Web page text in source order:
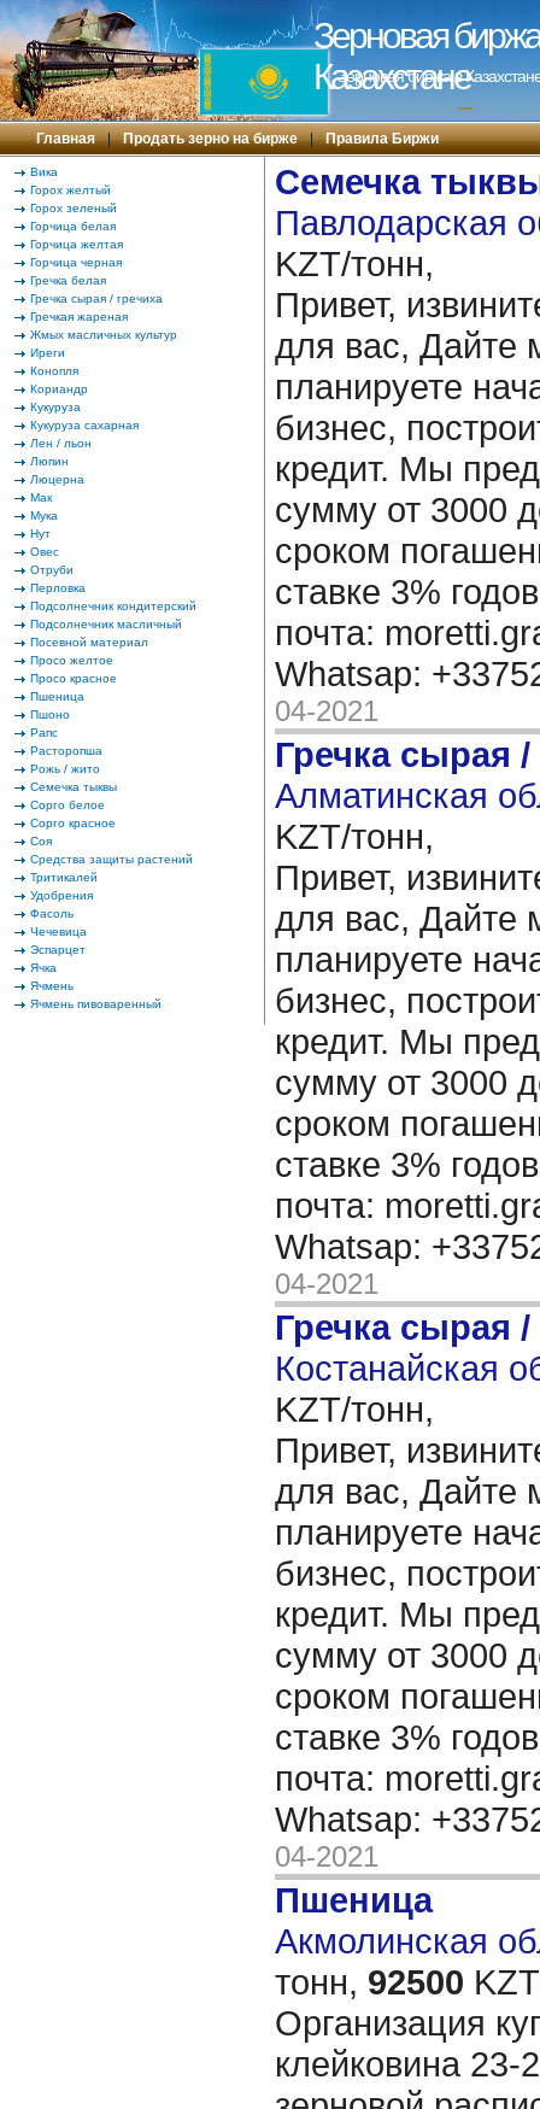
Зерновая
Казахстане
Зерновая биржа в
---
Главная | Продать зерно на бирже | Правила Биржи
Вика
Горох желтый
Горох зеленый
Горчица белая
Горчица желтая
Горчица черная
Гречка белая
Гречка сырая / гречиха
Гречкая жареная
Жмых масличных культур
Иреги
Конопля
Кориандр
Кукуруза
Кукуруза сахарная
Лен / льон
Люпин
Люцерна
Мак
Мука
Нут
Овес
Отруби
Перловка
Подсолнечник кондитерский
Подсолнечник масличный
Посевной материал
Просо желтое
Просо красное
Пшеница
Пшоно
Рапс
Расторопша
Рожь / жито
Семечка тыквы
Сорго белое
Сорго красное
Соя
Средства защиты растений
Тритикалей
Удобрения
Фасоль
Чечевица
Эспарцет
Ячка
Ячмень
Ячмень пивоваренный
Семечка
Павлодарская
KZT/тонн,
Привет,
для вас, Дайте
планируете
бизнес,
кредит. Мы
сумму от 3000
сроком
ставке 3%
почта:
Whatsap:
04-2021
Гречка сырая /
Алматинская
KZT/тонн,
Привет,
для вас, Дайте
планируете
бизнес,
кредит. Мы
сумму от 3000
сроком
ставке 3%
почта:
Whatsap:
04-2021
Гречка сырая /
Костанайская
KZT/тонн,
Привет,
для вас, Дайте
планируете
бизнес,
кредит. Мы
сумму от 3000
сроком
ставке 3%
почта:
Whatsap:
04-2021
Пшеница
Акмолинская
тонн, 92500
Организация
клейковина 23-